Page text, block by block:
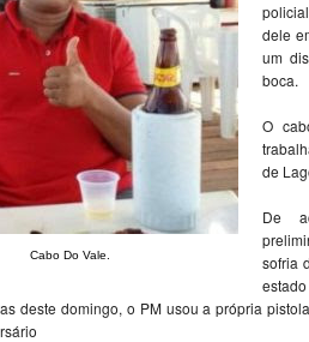
Cabo Do Vale.
dele
um
boca.
O
de
De
sofria
deste domingo, o PM usou a própria